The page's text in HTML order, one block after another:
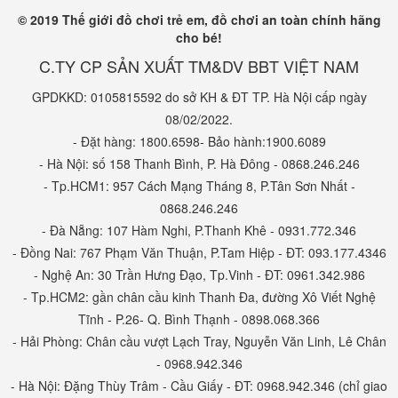
Bộ trống điện tử kết hợp đàn organ cao cấp màu hồng BB22D
Đồ chơi đập chuột vui nhộn BB312
LỢI ÍCH CỦA ĐỒ CHƠI ÂM NHẠC TỚI SỰ
© 2019 Thế giới đồ chơi trẻ em, đồ chơi an toàn chính hãng
cho bé!
C.TY CP SẢN XUẤT TM&DV BBT VIỆT NAM
GPDKKD: 0105815592 do sở KH & ĐT TP. Hà Nội cấp ngày
08/02/2022.
- Đặt hàng: 1800.6598- Bảo hành:1900.6089
- Hà Nội: số 158 Thanh Bình, P. Hà Đông - 0868.246.246
- Tp.HCM1: 957 Cách Mạng Tháng 8, P.Tân Sơn Nhất -
0868.246.246
- Đà Nẵng: 107 Hàm Nghi, P.Thanh Khê - 0931.772.346
- Đồng Nai: 767 Phạm Văn Thuận, P.Tam Hiệp - ĐT: 093.177.4346
- Nghệ An: 30 Trần Hưng Đạo, Tp.Vinh - ĐT: 0961.342.986
- Tp.HCM2: gần chân cầu kinh Thanh Đa, đường Xô Viết Nghệ
Tĩnh - P.26- Q. Bình Thạnh - 0898.068.366
- Hải Phòng: Chân cầu vượt Lạch Tray, Nguyễn Văn Linh, Lê Chân
- 0968.942.346
- Hà Nội: Đặng Thùy Trâm - Cầu Giấy - ĐT: 0968.942.346 (chỉ giao